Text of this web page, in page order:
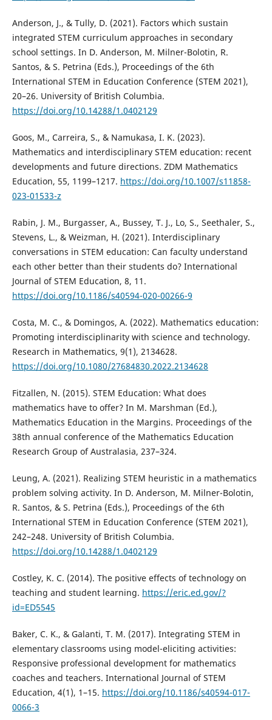
Anderson, J., & Tully, D. (2021). Factors which sustain
integrated STEM curriculum approaches in secondary
school settings. In D. Anderson, M. Milner-Bolotin, R.
Santos, & S. Petrina (Eds.), Proceedings of the 6th
International STEM in Education Conference (STEM 2021),
20–26. University of British Columbia.
https://doi.org/10.14288/1.0402129
Goos, M., Carreira, S., & Namukasa, I. K. (2023).
Mathematics and interdisciplinary STEM education: recent
developments and future directions. ZDM Mathematics
Education, 55, 1199–1217. https://doi.org/10.1007/s11858-
023-01533-z
Rabin, J. M., Burgasser, A., Bussey, T. J., Lo, S., Seethaler, S.,
Stevens, L., & Weizman, H. (2021). Interdisciplinary
conversations in STEM education: Can faculty understand
each other better than their students do? International
Journal of STEM Education, 8, 11.
https://doi.org/10.1186/s40594-020-00266-9
Costa, M. C., & Domingos, A. (2022). Mathematics education:
Promoting interdisciplinarity with science and technology.
Research in Mathematics, 9(1), 2134628.
https://doi.org/10.1080/27684830.2022.2134628
Fitzallen, N. (2015). STEM Education: What does
mathematics have to offer? In M. Marshman (Ed.),
Mathematics Education in the Margins. Proceedings of the
38th annual conference of the Mathematics Education
Research Group of Australasia, 237–324.
Leung, A. (2021). Realizing STEM heuristic in a mathematics
problem solving activity. In D. Anderson, M. Milner-Bolotin,
R. Santos, & S. Petrina (Eds.), Proceedings of the 6th
International STEM in Education Conference (STEM 2021),
242–248. University of British Columbia.
https://doi.org/10.14288/1.0402129
Costley, K. C. (2014). The positive effects of technology on
teaching and student learning. https://eric.ed.gov/?
id=ED5545
Baker, C. K., & Galanti, T. M. (2017). Integrating STEM in
elementary classrooms using model-eliciting activities:
Responsive professional development for mathematics
coaches and teachers. International Journal of STEM
Education, 4(1), 1–15. https://doi.org/10.1186/s40594-017-
0066-3